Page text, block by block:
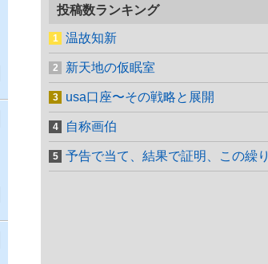
投稿数ランキング
温故知新
新天地の仮眠室
usa口座〜その戦略と展開
自称画伯
予告で当て、結果で証明、この繰り返しをこのトピで